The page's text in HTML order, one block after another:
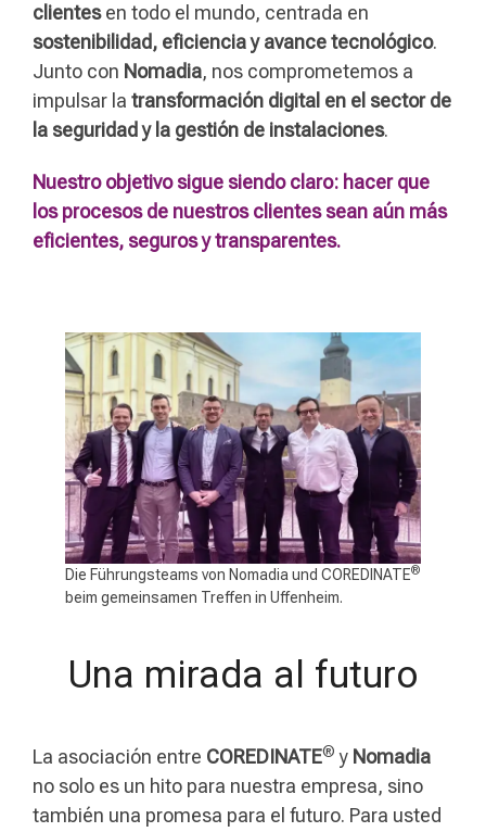
clientesen todo el mundo, centrada en
sostenibilidad, eficiencia y avance tecnológico.
Junto con Nomadia, nos comprometemos a
impulsar la transformación digital en el sector de
la seguridad y la gestión de instalaciones.
Nuestro objetivo sigue siendo claro: hacer que
los procesos de nuestros clientes sean aún más
eficientes, seguros y transparentes.
Die Führungsteams von Nomadia und COREDINATE®
beim gemeinsamen Treffen in Uffenheim.
Una mirada al futuro
La asociación entre COREDINATE® y Nomadia
no solo es un hito para nuestra empresa, sino
también una promesa para el futuro. Para usted